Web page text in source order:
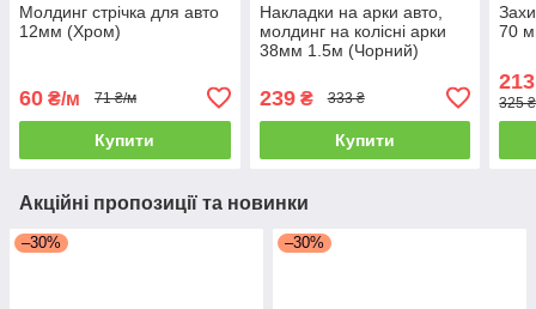
Молдинг стрічка для авто
12мм (Хром)
60 ₴/м 71 ₴/м
Купити
Накладки на арки авто,
молдинг на колісні арки
38мм 1.5м (Чорний)
239₴ 333 ₴
Купити
70
213
325
Акційні пропозиції та новинки
–30% –30%